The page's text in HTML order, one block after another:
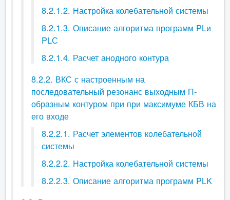
8.2.1.2. Настройка колебательной системы
8.2.1.3. Описание алгоритма программ PLи
PLС
8.2.1.4. Расчет анодного контура
8.2.2. ВКС с настроенным на
последовательный резонанс выходным П-
образным контуром при при максимуме КБВ на
его входе
8.2.2.1. Расчет элементов колебательной
системы
8.2.2.2. Настройка колебательной системы
8.2.2.3. Описание алгоритма программ PLK